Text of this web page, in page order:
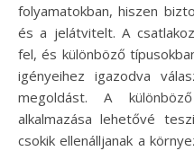
folyamatokban, hiszen
és a jelátvitelt. A
fel, és különböző
igényeihez igazodva
megoldást. A
alkalmazása lehetővé
csokik ellenálljanak a